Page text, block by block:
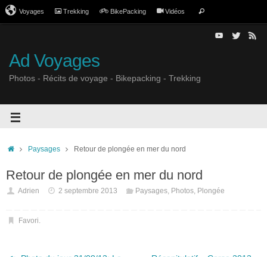
Voyages Trekking BikePacking Vidéos
Ad Voyages
Photos - Récits de voyage - Bikepacking - Trekking
Paysages Retour de plongée en mer du nord
Retour de plongée en mer du nord
Adrien 2 septembre 2013 Paysages, Photos, Plongée
Favori.